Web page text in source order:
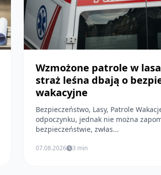
Wzmożone patrole w
straż leśna dbają o
wakacyjne
Bezpieczeństwo, Lasy, Patrole Wakacje to czas relaksu i
odpoczynku, jednak nie można
bezpieczeństwie, zwłas...
07.08.2026 3 min